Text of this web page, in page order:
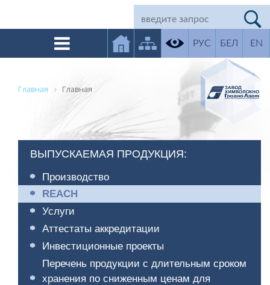
РУС БЕЛ EN
Главная Главная
ВЫПУСКАЕМАЯ ПРОДУКЦИЯ:
Производство
REACH
Услуги
Аттестаты аккредитации
Инвестиционные проекты
Перечень продукции с длительным сроком
хранения по сниженным ценам для